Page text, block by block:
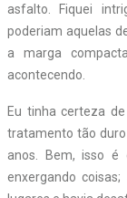
asfalto. Fiquei
poderiam aquelas
a marga
acontecendo.
Eu tinha certeza
tratamento tão
anos. Bem, isso é
enxergando